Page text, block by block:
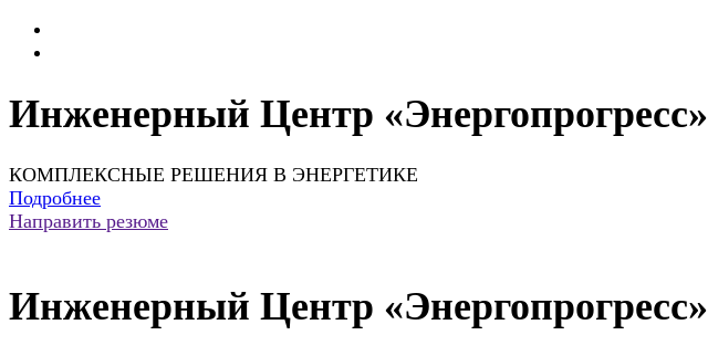
Инженерный Центр «Энергопрогресс»
КОМПЛЕКСНЫЕ РЕШЕНИЯ В ЭНЕРГЕТИКЕ
Подробнее
Направить резюме
Инженерный Центр «Энергопрогресс»